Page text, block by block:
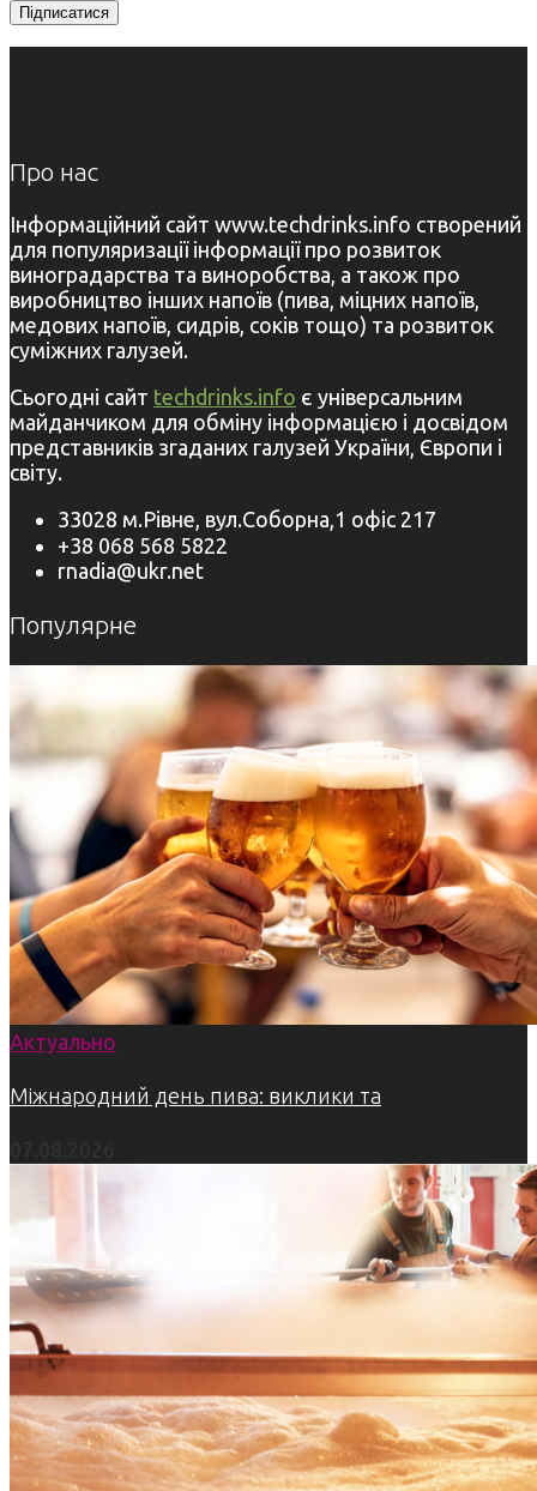
Про нас
Інформаційний сайт www.techdrinks.info створений
для популяризації інформації про розвиток
виноградарства та виноробства, а також про
виробництво інших напоїв (пива, міцних напоїв,
медових напоїв, сидрів, соків тощо) та розвиток
суміжних галузей.
Сьогодні сайт techdrinks.info є універсальним
майданчиком для обміну інформацією і досвідом
представників згаданих галузей України, Європи і
світу.
33028 м.Рівне, вул.Соборна,1 офіс 217
+38 068 568 5822
rnadia@ukr.net
Популярне
Актуально
Міжнародний день пива: виклики та